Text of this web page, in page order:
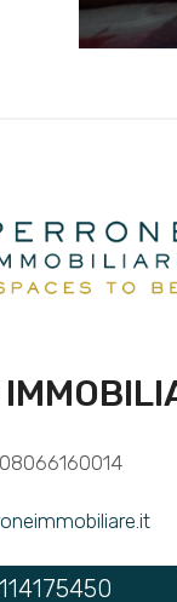
08066160014